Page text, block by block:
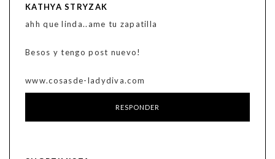
KATHYA STRYZAK
ahh que linda..ame tu zapatilla
Besos y tengo post nuevo!
www.cosasde-ladydiva.com
RESPONDER